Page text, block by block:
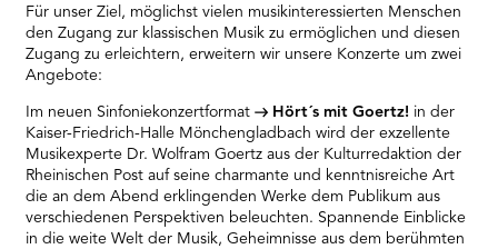
Für unser Ziel, möglichst vielen musikinteressierten Menschen
den Zugang zur klassischen Musik zu ermöglichen und diesen
Zugang zu erleichtern, erweitern wir unsere Konzerte um zwei
Angebote:
Im neuen Sinfoniekonzertformat Hört´s mit Goertz! in der
Kaiser-Friedrich-Halle Mönchengladbach wird der exzellente
Musikexperte Dr. Wolfram Goertz aus der Kulturredaktion der
Rheinischen Post auf seine charmante und kenntnisreiche Art
die an dem Abend erklingenden Werke dem Publikum aus
verschiedenen Perspektiven beleuchten. Spannende Einblicke
in die weite Welt der Musik, Geheimnisse aus dem berühmten